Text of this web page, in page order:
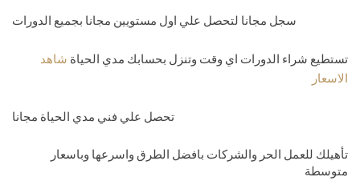
سجل مجانا لتحصل علي اول مستويين مجانا بجميع الدورات
تستطيع شراء الدورات اي وقت وتنزل بحسابك مدي الحياة شاهد
الاسعار
تحصل علي فني مدي الحياة مجانا
تأهيلك للعمل الحر والشركات بافضل الطرق واسرعها وباسعار
متوسطة